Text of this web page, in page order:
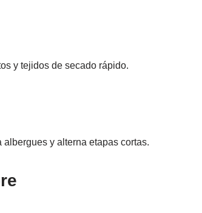
y tejidos de secado rápido.
y alterna etapas cortas.